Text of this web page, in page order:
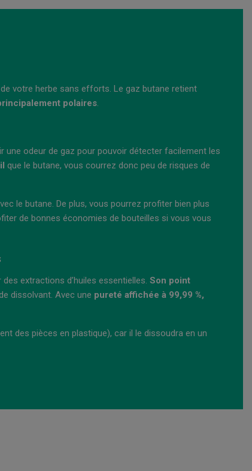
votre herbe sans efforts. Le gaz butane retient
polaires.
une odeur de gaz pour pouvoir détecter facilement les
que le butane, vous courrez donc peu de risques de
le butane. De plus, vous pourrez profiter bien plus
de bonnes économies de bouteilles si vous vous
extractions d’huiles essentielles. Son point
dissolvant. Avec une pureté affichée à 99,99 %,
des pièces en plastique), car il le dissoudra en un